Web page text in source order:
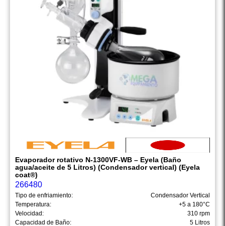
Evaporador rotativo N-1300VF-WB – Eyela (Baño
agua/aceite de 5 Litros) (Condensador vertical) (Eyela
coat®)
266480
Tipo de enfriamiento:
Condensador Vertical
Temperatura:
+5 a 180°C
Velocidad:
310 rpm
Capacidad de Baño:
5 Litros